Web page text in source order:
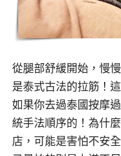
從腿部舒緩開始，慢
是泰式古法的拉筋！
如果你去過泰國按摩
統手法順序的！為什
店，可能是害怕不安